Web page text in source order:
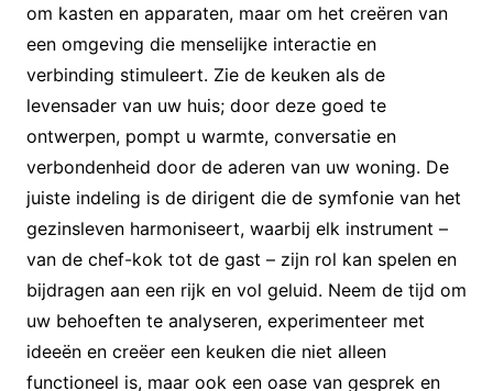
om kasten en apparaten, maar om het creëren van
een omgeving die menselijke interactie en
verbinding stimuleert. Zie de keuken als de
levensader van uw huis; door deze goed te
ontwerpen, pompt u warmte, conversatie en
verbondenheid door de aderen van uw woning. De
juiste indeling is de dirigent die de symfonie van het
gezinsleven harmoniseert, waarbij elk instrument –
van de chef-kok tot de gast – zijn rol kan spelen en
bijdragen aan een rijk en vol geluid. Neem de tijd om
uw behoeften te analyseren, experimenteer met
ideeën en creëer een keuken die niet alleen
functioneel is, maar ook een oase van gesprek en